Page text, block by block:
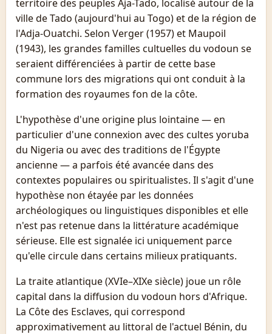
territoire des peuples Aja-Tado, localisé autour de la
ville de Tado (aujourd'hui au Togo) et de la région de
l'Adja-Ouatchi. Selon Verger (1957) et Maupoil
(1943), les grandes familles cultuelles du vodoun se
seraient différenciées à partir de cette base
commune lors des migrations qui ont conduit à la
formation des royaumes fon de la côte.
L'hypothèse d'une origine plus lointaine — en
particulier d'une connexion avec des cultes yoruba
du Nigeria ou avec des traditions de l'Égypte
ancienne — a parfois été avancée dans des
contextes populaires ou spiritualistes. Il s'agit d'une
hypothèse non étayée par les données
archéologiques ou linguistiques disponibles et elle
n'est pas retenue dans la littérature académique
sérieuse. Elle est signalée ici uniquement parce
qu'elle circule dans certains milieux pratiquants.
La traite atlantique (XVIe–XIXe siècle) joue un rôle
capital dans la diffusion du vodoun hors d'Afrique.
La Côte des Esclaves, qui correspond
approximativement au littoral de l'actuel Bénin, du